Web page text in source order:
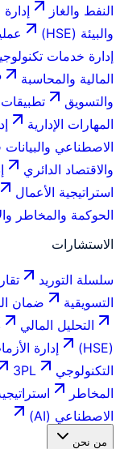
النفط والغاز
والبيئة (HSE)
إدارة خدمات
المالية والمحاسبة
والتسويق
المهارات الإدارية
الاصطناعي
والاقتصاد الدائري
استراتيجية الأعمال
الحوكمة والمخاطر
الاستشارات
سلسلة التوريد
التسويقية
ضمان
التحليل المالي
(HSE)
إدارة
التكنولوجي
3PL
المخاطر
الاصطناعي (AI)
من نحن